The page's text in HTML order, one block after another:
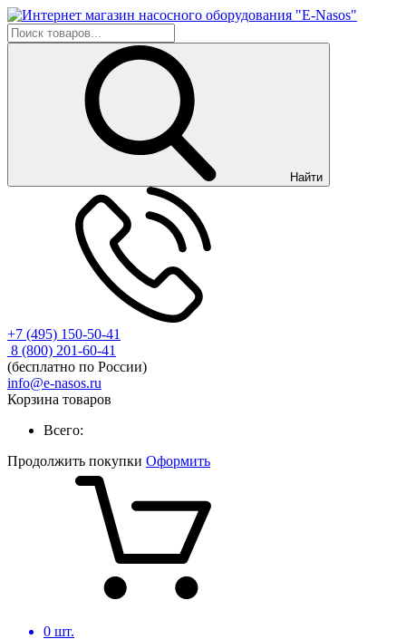
Найти
+7 (495) 150-50-41
8 (800) 201-60-41
(бесплатно по России)
info@e-nasos.ru
Корзина товаров
Всего:
Продолжить покупки Оформить
0 шт.